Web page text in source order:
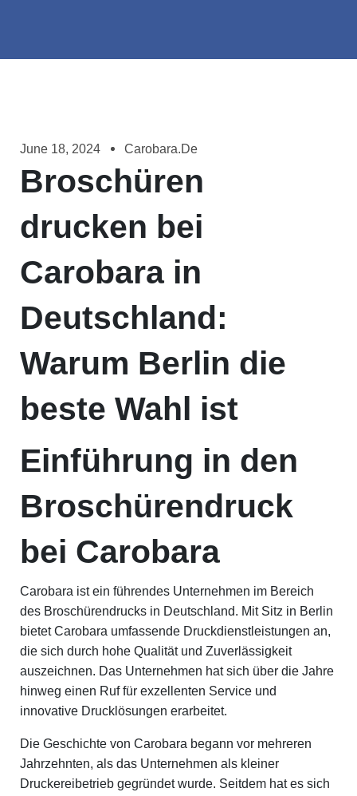
June 18, 2024 Carobara.de
Broschüren
drucken bei
Carobara in
Deutschland:
Warum Berlin die
beste Wahl ist
Einführung in den
Broschürendruck
bei Carobara
Carobara ist ein führendes Unternehmen im Bereich
des Broschürendrucks in Deutschland. Mit Sitz in Berlin
bietet Carobara umfassende Druckdienstleistungen an,
die sich durch hohe Qualität und Zuverlässigkeit
auszeichnen. Das Unternehmen hat sich über die Jahre
hinweg einen Ruf für exzellenten Service und
innovative Drucklösungen erarbeitet.
Die Geschichte von Carobara begann vor mehreren
Jahrzehnten, als das Unternehmen als kleiner
Druckereibetrieb gegründet wurde. Seitdem hat es sich